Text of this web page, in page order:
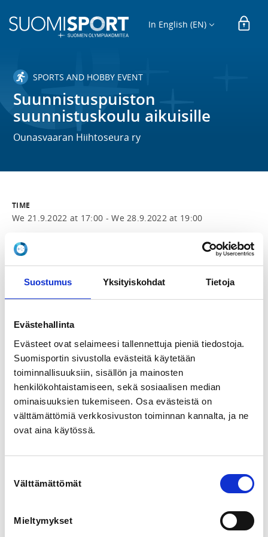
Suostumus Yksityiskohdat Tietoja
Evästehallinta
Evästeet ovat selaimeesi tallennettuja pieniä tiedostoja.
Suomisportin sivustolla evästeitä käytetään
toiminnallisuuksiin, sisällön ja mainosten
henkilökohtaistamiseen, sekä sosiaalisen median
ominaisuuksien tukemiseen. Osa evästeistä on
välttämättömiä verkkosivuston toiminnan kannalta, ja ne
ovat aina käytössä.
valinta
Välttämättömät
Mieltymykset
In English (EN)
SPORTS AND HOBBY EVENT
Suunnistuspuiston
suunnistuskoulu aikuisille
Ounasvaaran Hiihtoseura ry
TIME
We 21.9.2022 at 17:00 -We 28.9.2022 at 19:00
LOCATION
Ounasvaara
LOCALITY
SPORTS
Suunnistus - Orientering
REGISTRATION PERIOD
Sa 3.9.2022 at 09:00 - We 21.9.2022 at 09:00
Suunnistuspuiston suunnistuskoulu 20,00 €
10,00 € -
Opiskelijatodennus tulee esittää ensimmäisellä